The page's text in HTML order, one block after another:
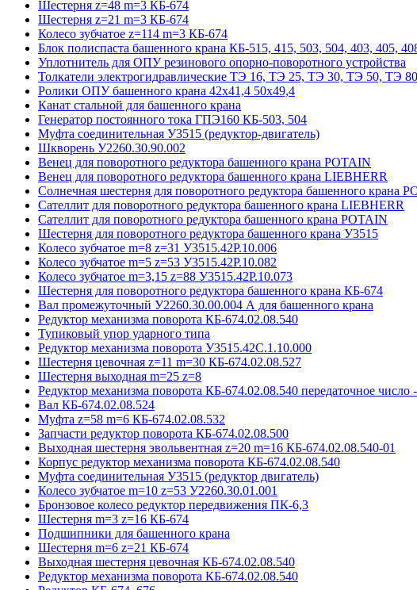
Шестерня z=48 m=3 КБ-674
Шестерня z=21 m=3 КБ-674
Колесо зубчатое z=114 m=3 КБ-674
Блок полиспаста башенного крана КБ-515, 415, 503, 504, 403, 405,
Уплотнитель для ОПУ резинового опорно-поворотного устройства
Толкатели электрогидравлические ТЭ 16, ТЭ 25, ТЭ 30, ТЭ 50, ТЭ 80
Ролики ОПУ башенного крана 42х41,4 50х49,4
Канат стальной для башенного крана
Генератор постоянного тока ГПЭ160 КБ-503, 504
Муфта соединительная У3515 (редуктор-двигатель)
Шкворень У2260.30.90.002
Венец для поворотного редуктора башенного крана POTAIN
Венец для поворотного редуктора башенного крана LIEBHERR
Солнечная шестерня для поворотного редуктора башенного крана
Сателлит для поворотного редуктора башенного крана LIEBHERR
Сателлит для поворотного редуктора башенного крана POTAIN
Шестерня для поворотного редуктора башенного крана У3515
Колесо зубчатое m=8 z=31 У3515.42P.10.006
Колесо зубчатое m=5 z=53 У3515.42P.10.082
Колесо зубчатое m=3,15 z=88 У3515.42P.10.073
Шестерня для поворотного редуктора башенного крана КБ-674
Вал промежуточный У2260.30.00.004 А для башенного крана
Редуктор механизма поворота КБ-674.02.08.540
Тупиковый упор ударного типа
Редуктор механизма поворота У3515.42С.1.10.000
Шестерня цевочная z=11 m=30 КБ-674.02.08.527
Шестерня выходная m=25 z=8
Редуктор механизма поворота КБ-674.02.08.540 передаточное число
Вал КБ-674.02.08.524
Муфта z=58 m=6 КБ-674.02.08.532
Запчасти редуктор поворота КБ-674.02.08.500
Выходная шестерня эвольвентная z=20 m=16 КБ-674.02.08.540-01
Корпус редуктор механизма поворота КБ-674.02.08.540
Муфта соединительная У3515 (редуктор двигатель)
Колесо зубчатое m=10 z=53 У2260.30.01.001
Бронзовое колесо редуктор передвижения ПК-6,3
Шестерня m=3 z=16 КБ-674
Подшипники для башенного крана
Шестерня m=6 z=21 КБ-674
Выходная шестерня цевочная КБ-674.02.08.540
Редуктор механизма поворота КБ-674.02.08.540